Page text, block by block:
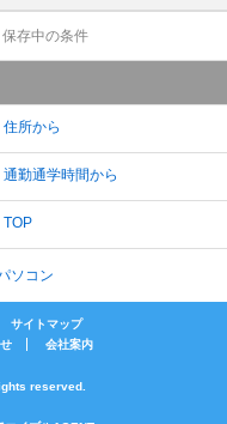
保存中の条件
住所から
通勤通学時間から
TOP
ソコン
サイトマップ
会社案内
reserved.